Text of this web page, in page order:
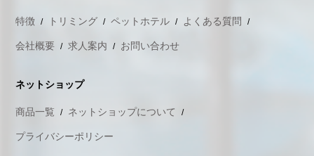
特徴 トリミング ペットホテル よくある質問
会社概要 求人案内 お問い合わせ
ネットショップ
商品一覧 ネットショップについて
プライバシーポリシー